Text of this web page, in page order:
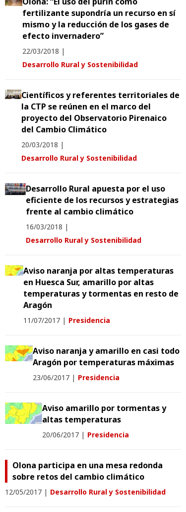
fertilizante supondría un recurso en sí
mismo y la reducción de los gases de
efecto invernadero”
22/03/2018 |
Desarrollo Rural y Sostenibilidad
Científicos y referentes territoriales de
la CTP se reúnen en el marco del
proyecto del Observatorio Pirenaico
del Cambio Climático
20/03/2018 |
Desarrollo Rural y Sostenibilidad
Desarrollo Rural apuesta por el uso
eficiente de los recursos y estrategias
frente al cambio climático
16/03/2018 |
Desarrollo Rural y Sostenibilidad
Aviso naranja por altas temperaturas
en Huesca Sur, amarillo por altas
temperaturas y tormentas en resto de
Aragón
11/07/2017 | Presidencia
Aviso naranja y amarillo en casi todo
Aragón por temperaturas máximas
23/06/2017 | Presidencia
Aviso amarillo por tormentas y
altas temperaturas
20/06/2017 | Presidencia
Olona participa en una mesa redonda
sobre retos del cambio climático
12/05/2017 | Desarrollo Rural y Sostenibilidad